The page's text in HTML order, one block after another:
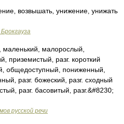
возвышать, унижение, унижать
малорослый,
приземистый, разг. короткий
пониженный,
разг. божеский, разг. сходный
разг. басовитый, разг.&#8230;
русской речи